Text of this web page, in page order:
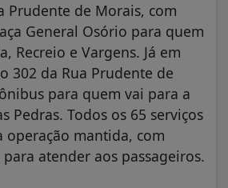
Prudente de Morais, com
General Osório para quem
Recreio e Vargens. Já em
302 da Rua Prudente de
para quem vai para a
Pedras. Todos os 65 serviços
operação mantida, com
atender aos passageiros.